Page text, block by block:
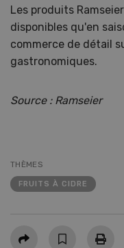
Les produits
disponibles qu'en
commerce de détail
gastronomiques.
Source : Ramseier
THÈMES
FRUITS À CIDRE
Partager